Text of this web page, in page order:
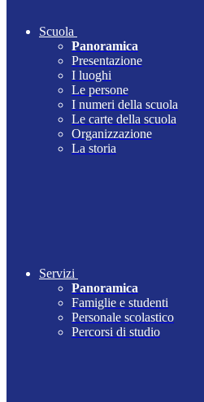
Scuola
Panoramica
Presentazione
I luoghi
Le persone
I numeri della scuola
Le carte della scuola
Organizzazione
La storia
Servizi
Panoramica
Famiglie e studenti
Personale scolastico
Percorsi di studio